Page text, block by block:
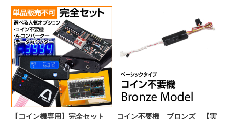
【コイン機専用】完全セット
コイン不要機 ブロンズ 【実